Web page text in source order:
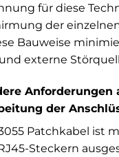
für diese
der
Bauweise
externe
Anforderungen
der
Patchkabel ist
Steckern